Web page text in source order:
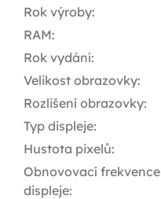
Rok výroby:
RAM:
Rok vydání:
Velikost obrazovky:
Rozlišení obrazovky:
Typ displeje:
Hustota pixelů:
Obnovovací frekvence
displeje: